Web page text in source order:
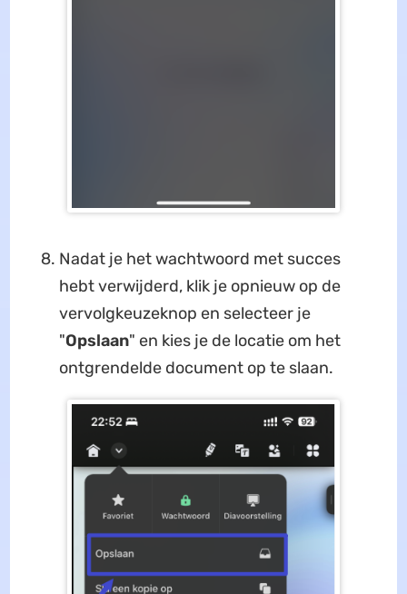
Nadat je het wachtwoord met succes
hebt verwijderd, klik je opnieuw op de
vervolgkeuzeknop en selecteer je
"Opslaan" en kies je de locatie om het
ontgrendelde document op te slaan.